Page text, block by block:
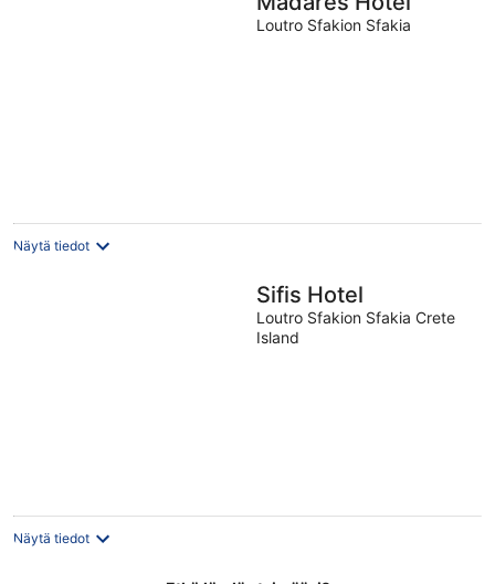
Loutro Sfakion Sfakia
Näytä tiedot
Sifis Hotel
Loutro Sfakion Sfakia Crete
Island
Näytä tiedot